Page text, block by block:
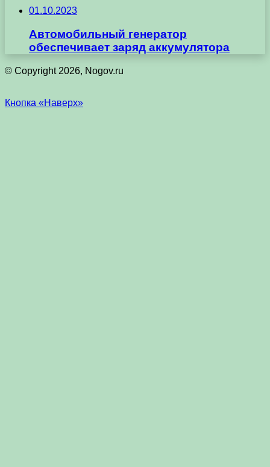
01.10.2023
Автомобильный генератор
обеспечивает заряд аккумулятора
© Copyright 2026, Nogov.ru
Кнопка «Наверх»